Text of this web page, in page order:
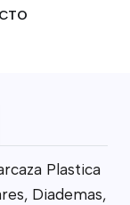
Plastica
Diademas,